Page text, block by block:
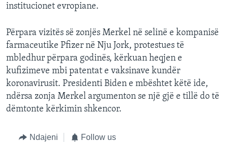
institucionet evropiane.
Përpara vizitës së zonjës Merkel në selinë e kompanisë
farmaceutike Pfizer në Nju Jork, protestues të
mbledhur përpara godinës, kërkuan heqjen e
kufizimeve mbi patentat e vaksinave kundër
koronavirusit. Presidenti Biden e mbështet këtë ide,
ndërsa zonja Merkel argumenton se një gjë e tillë do të
dëmtonte kërkimin shkencor.
Ndajeni Follow us